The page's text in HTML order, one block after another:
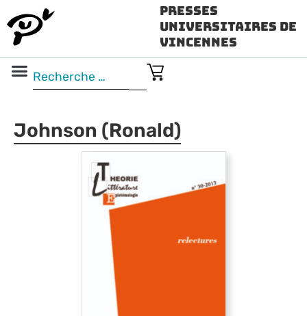
Presses
Universitaires de
Vincennes
Johnson (Ronald)